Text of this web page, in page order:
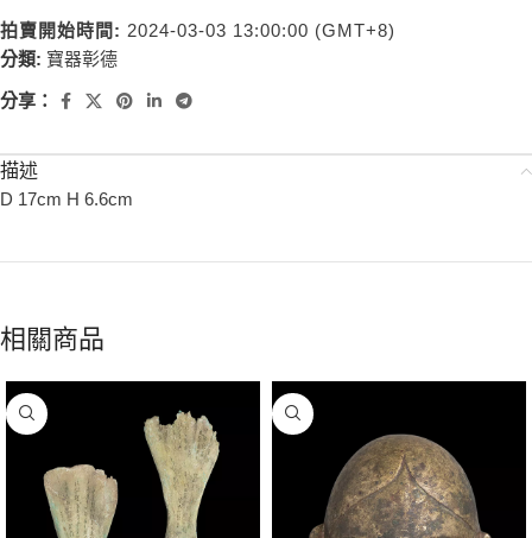
拍賣開始時間: 2024-03-03 13:00:00 (GMT+8)
分類: 寶器彰德
分享：
描述
D 17cm H 6.6cm
相關商品